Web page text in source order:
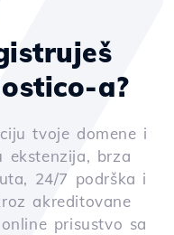
a?
tvoje domene i
ekstenzija, brza
24/7 podrška i
akreditovane
prisustvo sa